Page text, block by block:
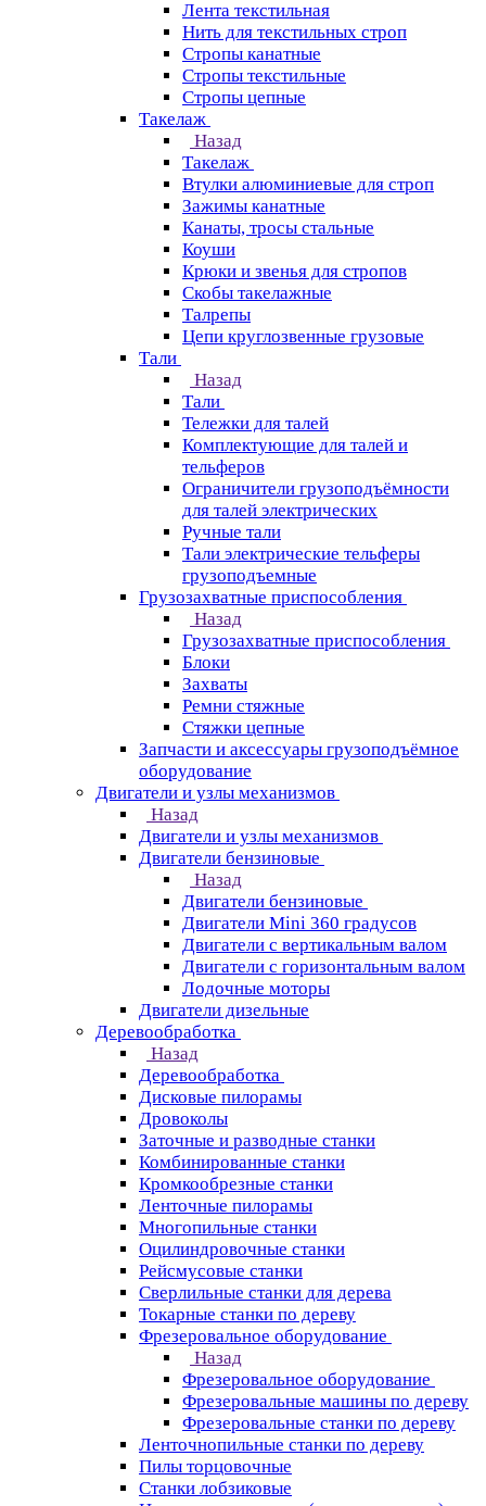
Лента текстильная
Нить для текстильных строп
Стропы канатные
Стропы текстильные
Стропы цепные
Такелаж
Назад
Такелаж
Втулки алюминиевые для строп
Зажимы канатные
Канаты, тросы стальные
Коуши
Крюки и звенья для стропов
Скобы такелажные
Талрепы
Цепи круглозвенные грузовые
Тали
Назад
Тали
Тележки для талей
Комплектующие для талей и
тельферов
Ограничители грузоподъёмности
для талей электрических
Ручные тали
Тали электрические тельферы
грузоподъемные
Грузозахватные приспособления
Назад
Грузозахватные приспособления
Блоки
Захваты
Ремни стяжные
Стяжки цепные
Запчасти и аксессуары грузоподъёмное
оборудование
Двигатели и узлы механизмов
Назад
Двигатели и узлы механизмов
Двигатели бензиновые
Назад
Двигатели бензиновые
Двигатели Mini 360 градусов
Двигатели с вертикальным валом
Двигатели с горизонтальным валом
Лодочные моторы
Двигатели дизельные
Деревообработка
Назад
Деревообработка
Дисковые пилорамы
Дровоколы
Заточные и разводные станки
Комбинированные станки
Кромкообрезные станки
Ленточные пилорамы
Многопильные станки
Оцилиндровочные станки
Рейсмусовые станки
Сверлильные станки для дерева
Токарные станки по дереву
Фрезеровальное оборудование
Назад
Фрезеровальное оборудование
Фрезеровальные машины по дереву
Фрезеровальные станки по дереву
Ленточнопильные станки по дереву
Пилы торцовочные
Станки лобзиковые